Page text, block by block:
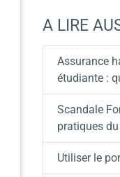
A LIRE
Assurance
étudiante :
Scandale
pratiques
Utiliser le